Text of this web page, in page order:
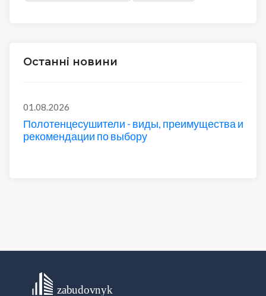
Останні новини
01.08.2026
Полотенцесушители - виды, преимущества и
рекомендации по выбору